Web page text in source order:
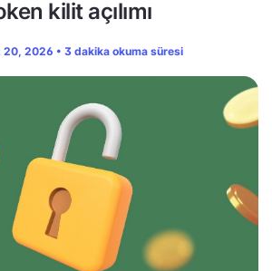
kilit açılımı
20, 2026 • 3 dakika okuma süresi